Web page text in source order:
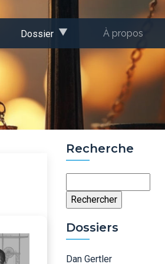
Dossier À propos
Recherche
Dossiers
Dan Gertler